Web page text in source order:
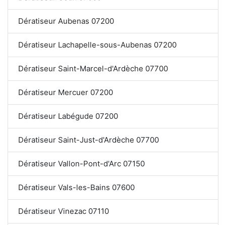
Dératiseur Aubenas 07200
Dératiseur Lachapelle-sous-Aubenas 07200
Dératiseur Saint-Marcel-d'Ardèche 07700
Dératiseur Mercuer 07200
Dératiseur Labégude 07200
Dératiseur Saint-Just-d'Ardèche 07700
Dératiseur Vallon-Pont-d'Arc 07150
Dératiseur Vals-les-Bains 07600
Dératiseur Vinezac 07110